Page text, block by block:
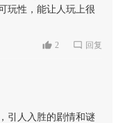
玩性，能让人玩上很
2 回复
引人入胜的剧情和谜